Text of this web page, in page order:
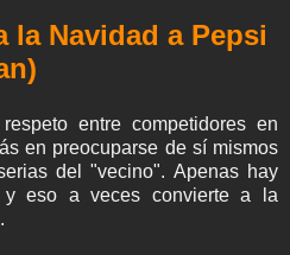
la Navidad a Pepsi
entre competidores en
en preocuparse de sí mismos
del "vecino". Apenas hay
y eso a veces convierte a la